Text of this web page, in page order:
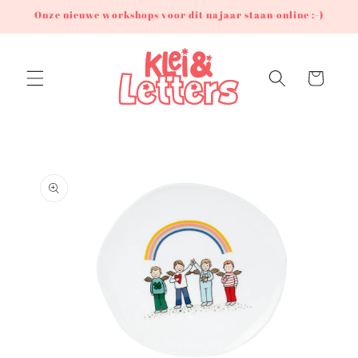
naar de
content
Onze nieuwe workshops voor dit najaar staan online :-)
Winkelwagen
productinformatie